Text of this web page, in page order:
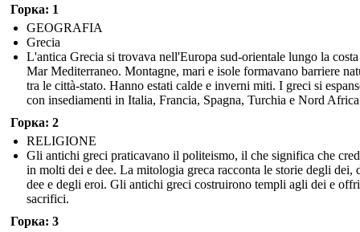
Горка: 1
GEOGRAFIA
Grecia
L'antica Grecia si trovava nell'Europa sud-orientale lungo la
Mar Mediterraneo. Montagne, mari e isole formavano barriere
tra le città-stato. Hanno estati calde e inverni miti. I greci si
con insediamenti in Italia, Francia, Spagna, Turchia e Nord
Горка: 2
RELIGIONE
Gli antichi greci praticavano il politeismo, il che significa che
in molti dei e dee. La mitologia greca racconta le storie degli dei,
dee e degli eroi. Gli antichi greci costruirono templi agli dei e
sacrifici.
Горка: 3